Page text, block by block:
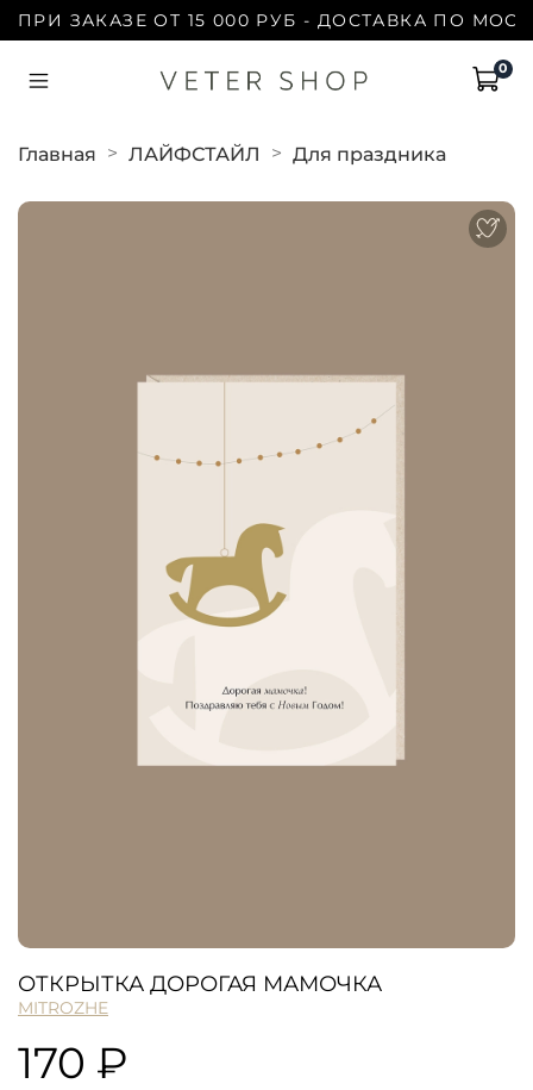
ПРИ ЗАКАЗЕ ОТ 15 000 РУБ - ДОСТАВКА ПО
0
Главная ЛАЙФСТАЙЛ Для праздника
ОТКРЫТКА ДОРОГАЯ МАМОЧКА
MITROZHE
170 ₽